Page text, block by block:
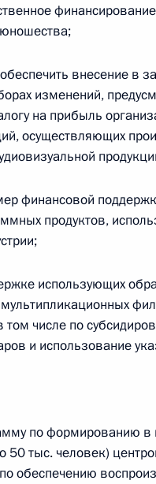
АО «ОДК-
«Великий
хозяйства
внесение в
изменений,
на прибыль
осуществляющих
финансовой
продуктов,
использующих
числе по
и использование
по формированию
50 тыс. человек)
обеспечению